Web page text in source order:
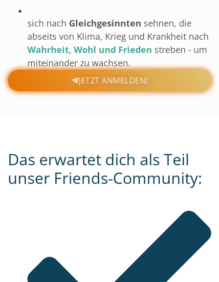
sich nach Gleichgesinnten sehnen, die
abseits von Klima, Krieg und Krankheit nach
Wahrheit, Wohl und Frieden streben - um
miteinander zu wachsen.
JETZT ANMELDEN!
Das erwartet dich als Teil
unser Friends-Community: